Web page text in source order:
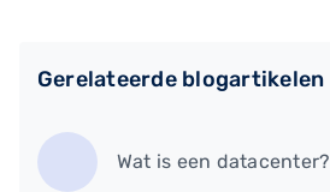
Gerelateerde blogartikelen
Wat is een datacenter?